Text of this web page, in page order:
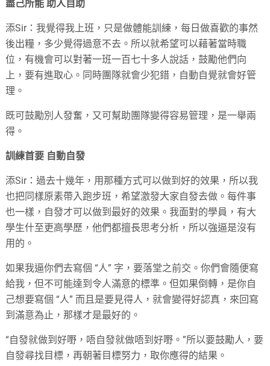
盡己所能 助人自助
添Sir：我覺得我上班，只是做體能訓練，每日做喜歡的事然
後出糧，多少覺得過意不去。所以就希望可以藉著當時職
位，有機會可以對著一班一百七十多人說話，鼓勵他們向
上，要有進取心。同時團隊就會少犯錯，自動自覺就會好管
理。
既可鼓勵別人發奮，又可幫助團隊變得容易管理，是一舉兩
得。
訓練首要 自動自發
添Sir：過去十幾年，用那種方式可以做到好的效果，所以我
也把同樣原素帶入跑步班，希望激發大家自發去做。每件事
也一樣，自發才可以做到最好的效果。我面對的學員，有大
學生什至更高學歷，他們都擅長思考分析，所以強逼是沒有
用的。
如果我逼你們去寫個 “人” 字，要落堂之前交。你們會隨便寫
給我，但不可能達到令人滿意的標準。但如果倒轉，是你自
己想要寫個 “人” 而且是要見得人，就會變得好認真，來回寫
到滿意為止，那樣才是最好的。
“自發就做到好嘢，唔自發就做唔到好嘢。”所以要鼓勵人，要
自發尋找目標，再朝著目標努力，取你應得的結果。